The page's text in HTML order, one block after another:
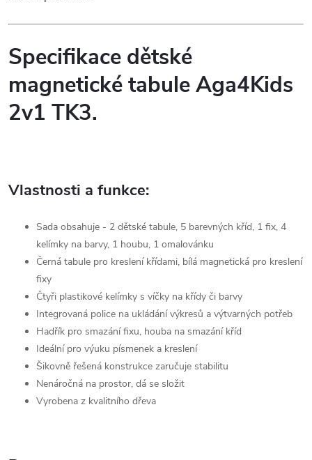
Specifikace dětské
magnetické tabule Aga4Kids
2v1 TK3.
Vlastnosti a funkce:
Sada obsahuje - 2 dětské tabule, 5 barevných kříd, 1 fix, 4
kelímky na barvy, 1 houbu, 1 omalovánku
Černá tabule pro kreslení křídami, bílá magnetická pro kreslení
fixy
Čtyři plastikové kelímky s víčky na křídy či barvy
Integrovaná police na ukládání výkresů a výtvarných potřeb
Hadřík pro smazání fixu, houba na smazání kříd
Ideální pro výuku písmenek a kreslení
Šikovně řešená konstrukce zaručuje stabilitu
Nenáročná na prostor, dá se složit
Vyrobena z kvalitního dřeva